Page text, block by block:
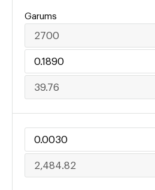
Garums